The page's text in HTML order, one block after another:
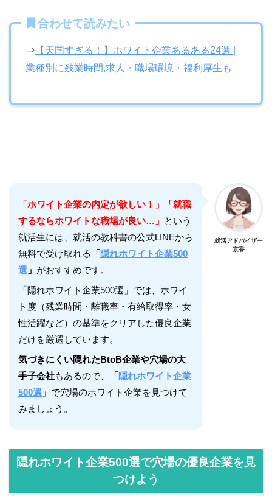
合わせて読みたい
⇒ 【天国すぎる！】ホワイト企業あるある24選 |
業種別に残業時間,求人・職場環境・福利厚生も
「ホワイト企業の内定が欲しい！」「就職
するならホワイトな職場が良い…」 という
就活生には、就活の教科書の公式LINEから
無料で受け取れる
「隠れホワイト企業500
選 」 がおすすめです。
「隠れホワイト企業500選」では、ホワイ
ト度（残業時間・離職率・有給取得率・女
性活躍など）の基準をクリアした優良企業
だけを厳選しています。
気づきにくい隠れたBtoB企業や穴場の大
手子会社もあるので、 「隠れホワイト企業
500選 」 で穴場のホワイト企業を見つけて
みましょう。
就活アドバイザー
京香
隠れホワイト企業500選で穴場の優良企業を見
つけよう